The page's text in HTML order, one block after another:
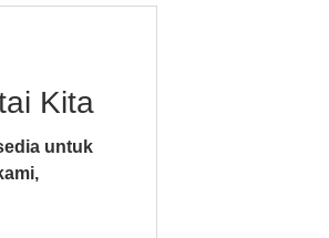
Kita
untuk